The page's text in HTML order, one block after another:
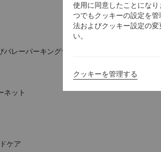
レーパーキングサービス
ネット
ケア
使用に同意したことにな
つでもクッキーの設定を
法およびクッキー設定の変
い。
クッキーを管理する